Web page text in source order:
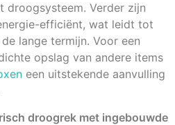
droogsysteem. Verder zijn
efficiënt, wat leidt tot
lange termijn. Voor een
opslag van andere items
een uitstekende aanvulling
droogrek met ingebouwde